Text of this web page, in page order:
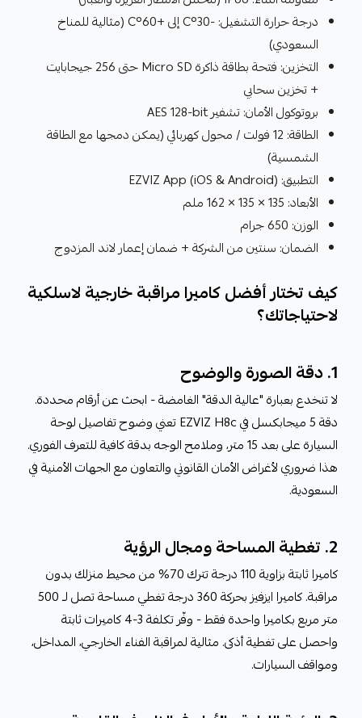
درجة حرارة التشغيل: -30°C إلى +60°C (مثالية للمناخ
السعودي)
التخزين: فتحة بطاقة ذاكرة Micro SD حتى 256 جيجابايت
+ تخزين سحابي
بروتوكول الأمان: تشفير AES 128-bit
الطاقة: 12 فولت / محول كهربائي (يمكن دمجها مع الطاقة
الشمسية)
التطبيق: EZVIZ App (iOS & Android)
الأبعاد: 135 × 135 × 162 ملم
الوزن: 650 جرام
الضمان: سنتين من الشركة + ضمان إعمار لاند المزدوج
كيف تختار أفضل كاميرا مراقبة خارجية لاسلكية
لاحتياجاتك؟
1. دقة الصورة والوضوح
لا تنخدع بعبارة "عالية الدقة" الغامضة - ابحث عن أرقام محددة.
دقة 5 ميجابكسل في EZVIZ H8c تعني وضوح تفاصيل لوحة
السيارة على بعد 15 متر، وملامح الوجه بدقة كافية للتعرف الفوري.
هذا ضروري لأغراض الأمان القانوني والتعاون مع الجهات الأمنية في
السعودية.
2. تغطية المساحة ومجال الرؤية
كاميرا ثابتة بزاوية 110 درجة تترك 70% من محيط منزلك بدون
مراقبة. كاميرا ايزفيز بحركة 360 درجة تغطي مساحة تصل لـ 500
متر مربع بكاميرا واحدة فقط - وفّر تكلفة 3-4 كاميرات ثابتة
واحصل على تغطية أذكى. مثالية لمراقبة الفناء الخارجي، المداخل،
ومواقف السيارات.